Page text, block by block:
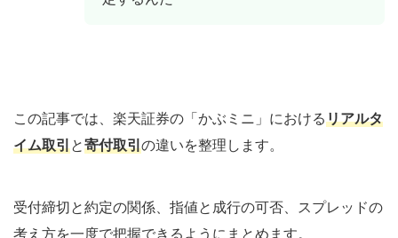
この記事では、楽天証券の「かぶミニ」におけるリアルタ
イム取引と寄付取引の違いを整理します。
受付締切と約定の関係、指値と成行の可否、スプレッドの
考え方を一度で把握できるようにまとめます。